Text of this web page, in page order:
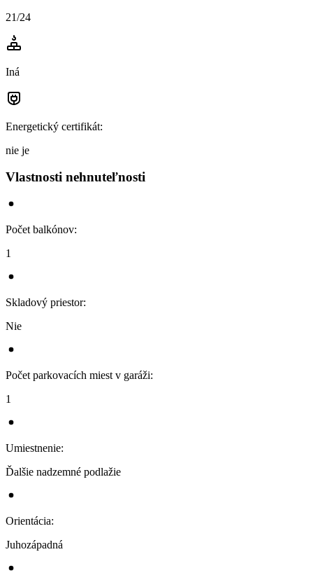
21/24
Iná
Energetický certifikát:
nie je
Vlastnosti nehnuteľnosti
Počet balkónov:
1
Skladový priestor:
Nie
Počet parkovacích miest v garáži:
1
Umiestnenie:
Ďalšie nadzemné podlažie
Orientácia:
Juhozápadná